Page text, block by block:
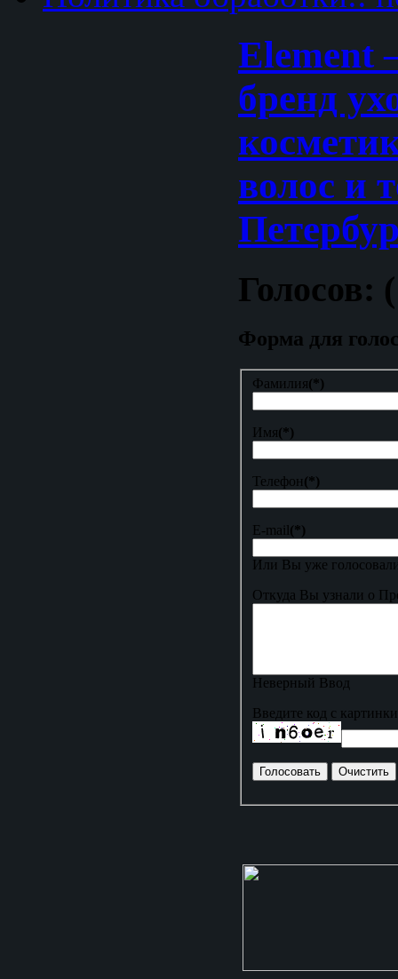
Element
бренд
волос и
Голосов:
Форма для
Фамилия(*)
Имя(*)
Телефон(*)
E-mail(*)
Или Вы уже
Откуда Вы узнали о
Неверный Ввод
Введите код с картинки